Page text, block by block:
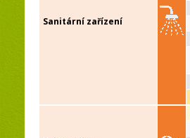
Sanitární zařízení